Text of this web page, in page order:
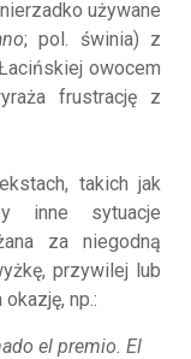
używane
; pol. świnia) z
owocem
frustrację z
takich jak
inne sytuacje
za niegodną
przywilej lub
np.:
el premio. El